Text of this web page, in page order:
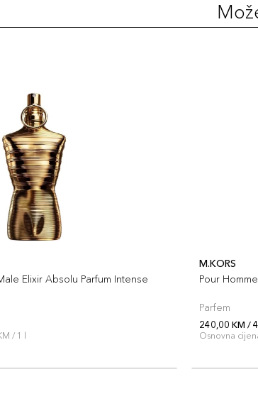
Elixir Absolu Parfum Intense
/ 1 l
M.KORS
Pour
Parfem
240,00 KM /
Osnovna